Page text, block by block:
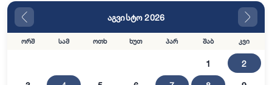
აგვისტო 2026
ორშ სამ ოთხ ხუთ პარ შაბ კვი
1 2